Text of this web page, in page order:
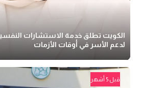
الكويت تطلق خدمة الاستشارات النفسية
لدعم الأسر في أوقات الأزمات
قبل 5 أشهر